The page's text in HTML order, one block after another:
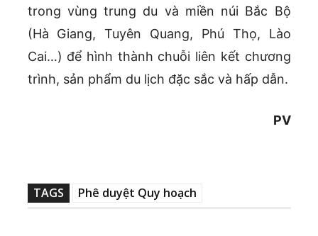
trong vùng trung du và miền núi Bắc Bộ
(Hà Giang, Tuyên Quang, Phú Thọ, Lào
Cai…) để hình thành chuỗi liên kết chương
trình, sản phẩm du lịch đặc sắc và hấp dẫn.
PV
TAGS Phê duyệt Quy hoạch